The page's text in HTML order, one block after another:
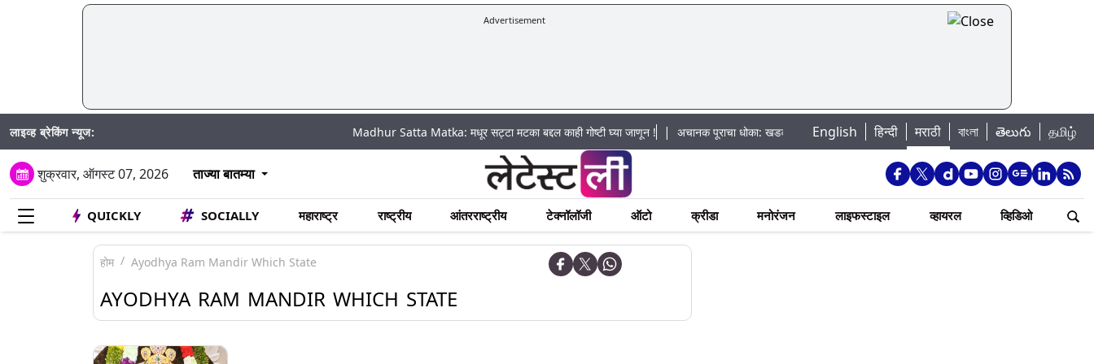
Advertisement
लाइव्ह ब्रेकिंग न्यूज: Madhur Satta Matka: मधूर सट्टा मटका बद्दल काही गोष्टी घ्या जाणून !|अचानक पूराचा धोका: खडकवासला धरणातून मुठानदी पात्रात विसर्ग सुरु; नागरिकांना नदीपात्रात न उतरण्याचे
English हिन्दी मराठी বাংলা తెలుగు தமிழ்
शुक्रवार, ऑगस्ट 07, 2026 ताज्या बातम्या
QUICKLY SOCIALLY महाराष्ट्र राष्ट्रीय आंतरराष्ट्रीय टेक्नॉलॉजी ऑटो क्रीडा मनोरंजन लाइफस्टाइल व्हायरल व्हिडिओ
होम Ayodhya Ram Mandir Which State
AYODHYA RAM MANDIR WHICH STATE